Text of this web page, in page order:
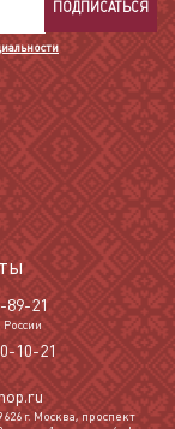
ПОДПИСАТЬСЯ
89-21
10-21
г. Москва, проспект